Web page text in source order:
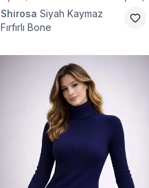
Shirosa Siyah Kaymaz
Fırfırlı Bone